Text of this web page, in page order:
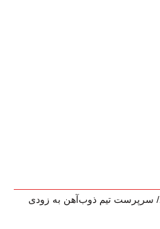
سرپرست تیم ذوب‌آهن به زودی